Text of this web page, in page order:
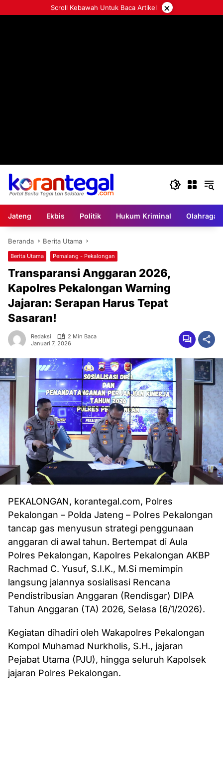
ke
Scroll Kebawah Untuk Baca Artikel ×
Jateng Ekbis Politik Hukum Kriminal Olahraga
Beranda Berita Utama
Berita Utama Pemalang - Pekalongan
Transparansi Anggaran 2026,
Kapolres Pekalongan Warning
Jajaran: Serapan Harus Tepat
Sasaran!
Redaksi
2 Min Baca
Januari 7, 2026
PEKALONGAN, korantegal.com, Polres
Pekalongan – Polda Jateng – Polres Pekalongan
tancap gas menyusun strategi penggunaan
anggaran di awal tahun. Bertempat di Aula
Polres Pekalongan, Kapolres Pekalongan AKBP
Rachmad C. Yusuf, S.I.K., M.Si memimpin
langsung jalannya sosialisasi Rencana
Pendistribusian Anggaran (Rendisgar) DIPA
Tahun Anggaran (TA) 2026, Selasa (6/1/2026).
Kegiatan dihadiri oleh Wakapolres Pekalongan
Kompol Muhamad Nurkholis, S.H., jajaran
Pejabat Utama (PJU), hingga seluruh Kapolsek
jajaran Polres Pekalongan.